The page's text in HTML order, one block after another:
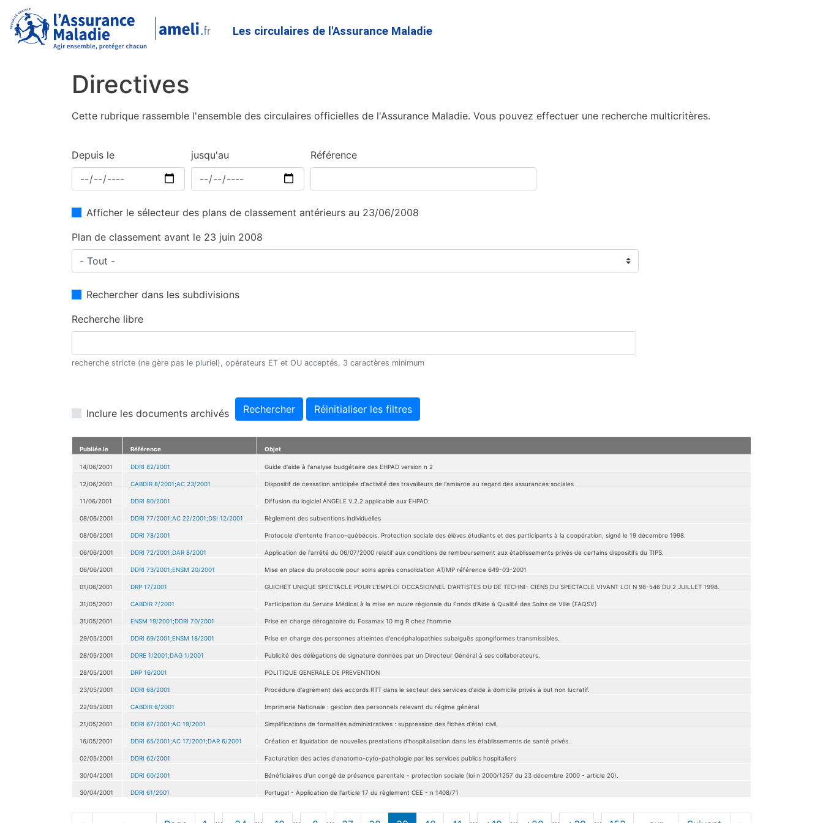
au
contenu
Les circulaires de l'Assurance Maladie
Directives
Cette rubrique rassemble l'ensemble des circulaires officielles de l'Assurance Maladie. Vous pouvez effectuer une recherche multicritères.
Depuis le jusqu'au Référence
Afficher le sélecteur des plans de classement antérieurs au 23/06/2008
Plan de classement avant le 23 juin 2008
Rechercher dans les subdivisions
Recherche libre
recherche stricte (ne gère pas le pluriel), opérateurs ET et OU acceptés, 3 caractères minimum
Inclure les documents archivés Rechercher Réinitialiser les filtres
Publiée le Référence Objet
14/06/2001 DDRI 82/2001 Guide d'aide à l'analyse budgétaire des EHPAD version n 2
12/06/2001 CABDIR 8/2001;AC 23/2001 Dispositif de cessation anticipée d'activité des travailleurs de l'amiante au regard des assurances sociales
11/06/2001 DDRI 80/2001 Diffusion du logiciel ANGELE V.2.2 applicable aux EHPAD.
08/06/2001 DDRI 77/2001;AC 22/2001;DSI 12/2001 Règlement des subventions individuelles
08/06/2001 DDRI 78/2001 Protocole d'entente franco-québécois. Protection sociale des élèves étudiants et des participants à la coopération, signé le 19 décembre 1998.
06/06/2001 DDRI 72/2001;DAR 8/2001 Application de l'arrêté du 06/07/2000 relatif aux conditions de remboursement aux établissements privés de certains dispositifs du TIPS.
06/06/2001 DDRI 73/2001;ENSM 20/2001 Mise en place du protocole pour soins après consolidation AT/MP référence 649-03-2001
01/06/2001 DRP 17/2001 GUICHET UNIQUE SPECTACLE POUR L'EMPLOI OCCASIONNEL D'ARTISTES OU DE TECHNI- CIENS DU SPECTACLE VIVANT LOI N 98-546 DU 2 JUILLET 1998.
31/05/2001 CABDIR 7/2001 Participation du Service Médical à la mise en ouvre régionale du Fonds d'Aide à Qualité des Soins de Ville (FAQSV)
31/05/2001 ENSM 19/2001;DDRI 70/2001 Prise en charge dérogatoire du Fosamax 10 mg R chez l'homme
29/05/2001 DDRI 69/2001;ENSM 18/2001 Prise en charge des personnes atteintes d'encéphalopathies subaiguës spongiformes transmissibles.
28/05/2001 DDRE 1/2001;DAG 1/2001 Publicité des délégations de signature données par un Directeur Général à ses collaborateurs.
28/05/2001 DRP 16/2001 POLITIQUE GENERALE DE PREVENTION
23/05/2001 DDRI 68/2001 Procédure d'agrément des accords RTT dans le secteur des services d'aide à domicile privés à but non lucratif.
22/05/2001 CABDIR 6/2001 Imprimerie Nationale : gestion des personnels relevant du régime général
21/05/2001 DDRI 67/2001;AC 19/2001 Simplifications de formalités administratives : suppression des fiches d'état civil.
16/05/2001 DDRI 65/2001;AC 17/2001;DAR 6/2001 Création et liquidation de nouvelles prestations d'hospitalisation dans les établissements de santé privés.
02/05/2001 DDRI 62/2001 Facturation des actes d'anatomo-cyto-pathologie par les services publics hospitaliers
30/04/2001 DDRI 60/2001 Bénéficiaires d'un congé de présence parentale - protection sociale (loi n 2000/1257 du 23 décembre 2000 - article 20).
30/04/2001 DDRI 61/2001 Portugal - Application de l'article 17 du règlement CEE - n 1408/71
… … … … … … … …